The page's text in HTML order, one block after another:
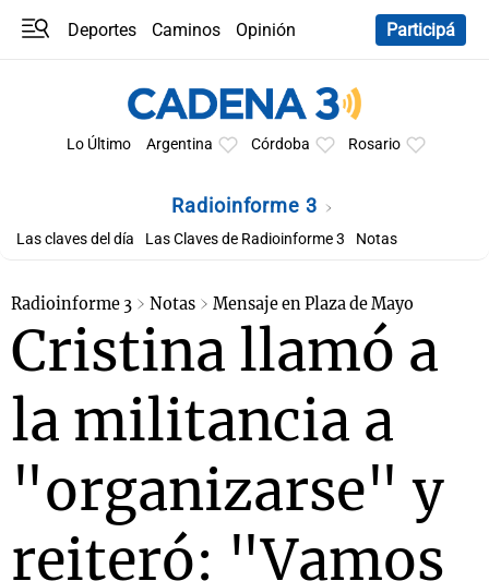
Deportes Caminos
Opinión
Participá
Lo Último Argentina Córdoba Rosario
Radioinforme 3
Las claves del día Las Claves de Radioinforme 3 Notas
Radioinforme 3 Notas Mensaje en Plaza de Mayo
Cristina llamó a
la militancia a
"organizarse" y
reiteró: "Vamos